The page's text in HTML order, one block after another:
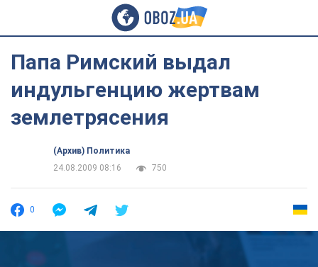
Папа Римский выдал
индульгенцию жертвам
землетрясения
(Архив) Политика
24.08.2009 08:16
750
0